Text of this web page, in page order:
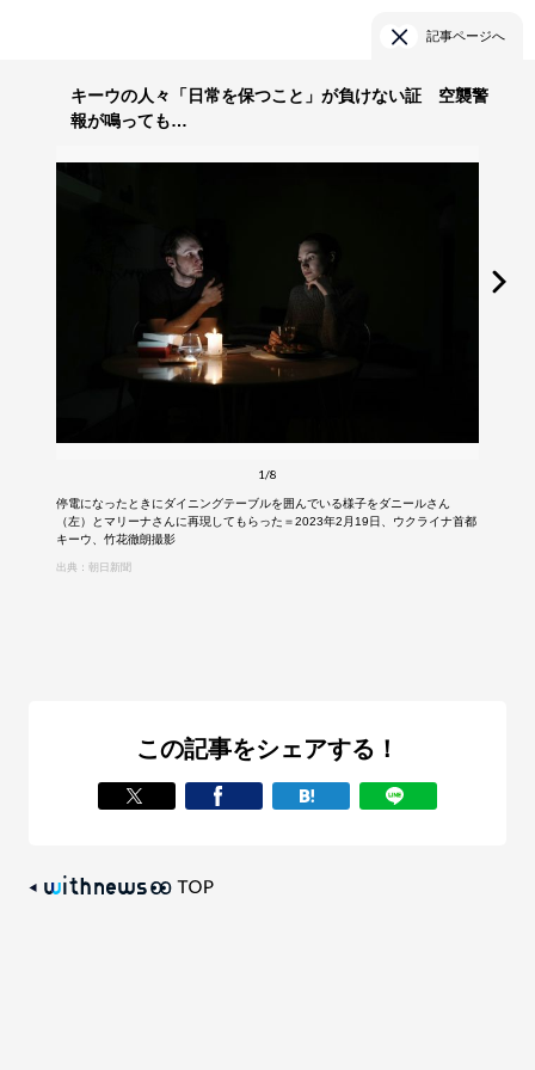
記事ページへ
キーウの人々「日常を保つこと」が負けない証 空襲警
報が鳴っても…
1/8
停電になったときにダイニングテーブルを囲んでいる様子をダニールさん
（左）とマリーナさんに再現してもらった＝2023年2月19日、ウクライナ首都
キーウ、竹花徹朗撮影
出典：朝日新聞
この記事をシェアする！